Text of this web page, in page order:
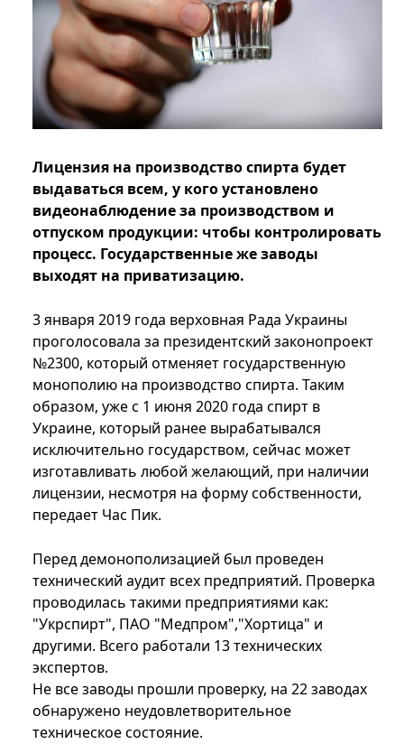
Лицензия на производство спирта будет
выдаваться всем, у кого установлено
видеонаблюдение за производством и
отпуском продукции: чтобы контролировать
процесс. Государственные же заводы
выходят на приватизацию.
3 января 2019 года верховная Рада Украины
проголосовала за президентский законопроект
№2300, который отменяет государственную
монополию на производство спирта. Таким
образом, уже с 1 июня 2020 года спирт в
Украине, который ранее вырабатывался
исключительно государством, сейчас может
изготавливать любой желающий, при наличии
лицензии, несмотря на форму собственности,
передает Час Пик.
Перед демонополизацией был проведен
технический аудит всех предприятий. Проверка
проводилась такими предприятиями как:
"Укрспирт", ПАО "Медпром","Хортица" и
другими. Всего работали 13 технических
экспертов.
Не все заводы прошли проверку, на 22 заводах
обнаружено неудовлетворительное
техническое состояние.